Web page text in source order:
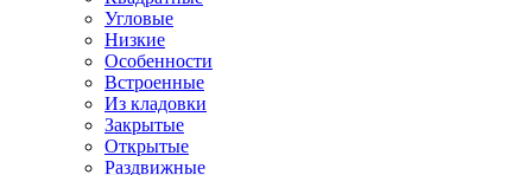
Угловые
Низкие
Особенности
Встроенные
Из кладовки
Закрытые
Открытые
Раздвижные